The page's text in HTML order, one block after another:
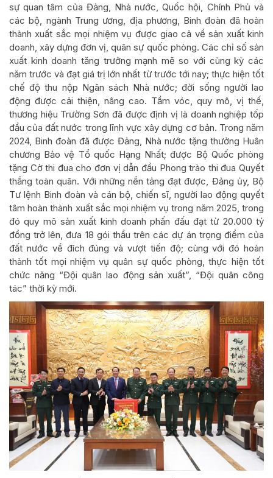
sự quan tâm của Đảng, Nhà nước, Quốc hội, Chính Phủ và
các bộ, ngành Trung ương, địa phương, Binh đoàn đã hoàn
thành xuất sắc mọi nhiệm vụ được giao cả về sản xuất kinh
doanh, xây dựng đơn vị, quân sự quốc phòng. Các chỉ số sản
xuất kinh doanh tăng trưởng mạnh mẽ so với cùng kỳ các
năm trước và đạt giá trị lớn nhất từ trước tới nay; thực hiện tốt
chế độ thu nộp Ngân sách Nhà nước; đời sống người lao
động được cải thiện, nâng cao. Tầm vóc, quy mô, vị thế,
thương hiệu Trường Sơn đã được định vị là doanh nghiệp tốp
đầu của đất nước trong lĩnh vực xây dựng cơ bản. Trong năm
2024, Binh đoàn đã được Đảng, Nhà nước tặng thưởng Huân
chương Bảo vệ Tổ quốc Hạng Nhất; được Bộ Quốc phòng
tặng Cờ thi đua cho đơn vị dẫn đầu Phong trào thi đua Quyết
thắng toàn quân. Với những nền tảng đạt được, Đảng ủy, Bộ
Tư lệnh Binh đoàn và cán bộ, chiến sĩ, người lao động quyết
tâm hoàn thành xuất sắc mọi nhiệm vụ trong năm 2025, trong
đó quy mô sản xuất kinh doanh phấn đấu đạt từ 20.000 tỷ
đồng trở lên, đưa 18 gói thầu trên các dự án trọng điểm của
đất nước về đích đúng và vượt tiến độ; cùng với đó hoàn
thành tốt mọi nhiệm vụ quân sự quốc phòng, thực hiện tốt
chức năng “Đội quân lao động sản xuất”, “Đội quân công
tác” thời kỳ mới.